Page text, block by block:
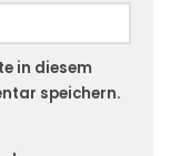
in diesem
speichern.